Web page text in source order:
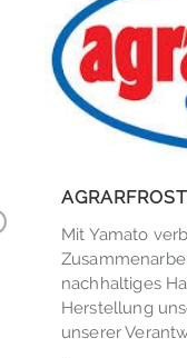
Mit Yamato
nachhaltiges
Herstellung
unserer